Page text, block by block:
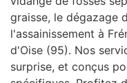
graisse, le dégazage
l'assainissement à
d'Oise (95). Nos
surprise, et conçus